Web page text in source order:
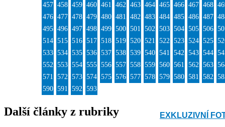
457 458 459 460 461 462 463 464 465 466 467 468
476 477 478 479 480 481 482 483 484 485 486 487
495 496 497 498 499 500 501 502 503 504 505 506
514 515 516 517 518 519 520 521 522 523 524 525
533 534 535 536 537 538 539 540 541 542 543 544
552 553 554 555 556 557 558 559 560 561 562 563
571 572 573 574 575 576 577 578 579 580 581 582
590 591 592 593
Další články z rubriky EXKLUZIVNÍ